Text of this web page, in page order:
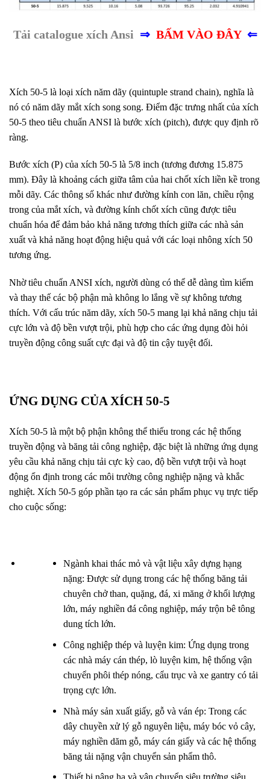
Tải catalogue xích Ansi ⇒ BẤM VÀO ĐÂY ⇐
Xích 50-5 là loại xích năm dãy (quintuple strand chain), nghĩa là
nó có năm dãy mắt xích song song. Điểm đặc trưng nhất của xích
50-5 theo tiêu chuẩn ANSI là bước xích (pitch), được quy định rõ
ràng.
Bước xích (P) của xích 50-5 là 5/8 inch (tương đương 15.875
mm). Đây là khoảng cách giữa tâm của hai chốt xích liền kề trong
mỗi dãy. Các thông số khác như đường kính con lăn, chiều rộng
trong của mắt xích, và đường kính chốt xích cũng được tiêu
chuẩn hóa để đảm bảo khả năng tương thích giữa các nhà sản
xuất và khả năng hoạt động hiệu quả với các loại nhông xích 50
tương ứng.
Nhờ tiêu chuẩn ANSI xích, người dùng có thể dễ dàng tìm kiếm
và thay thế các bộ phận mà không lo lắng về sự không tương
thích. Với cấu trúc năm dãy, xích 50-5 mang lại khả năng chịu tải
cực lớn và độ bền vượt trội, phù hợp cho các ứng dụng đòi hỏi
truyền động công suất cực đại và độ tin cậy tuyệt đối.
ỨNG DỤNG CỦA XÍCH 50-5
Xích 50-5 là một bộ phận không thể thiếu trong các hệ thống
truyền động và băng tải công nghiệp, đặc biệt là những ứng dụng
yêu cầu khả năng chịu tải cực kỳ cao, độ bền vượt trội và hoạt
động ổn định trong các môi trường công nghiệp nặng và khắc
nghiệt. Xích 50-5 góp phần tạo ra các sản phẩm phục vụ trực tiếp
cho cuộc sống:
Ngành khai thác mỏ và vật liệu xây dựng hạng
nặng: Được sử dụng trong các hệ thống băng tải
chuyên chở than, quặng, đá, xi măng ở khối lượng
lớn, máy nghiền đá công nghiệp, máy trộn bê tông
dung tích lớn.
Công nghiệp thép và luyện kim: Ứng dụng trong
các nhà máy cán thép, lò luyện kim, hệ thống vận
chuyển phôi thép nóng, cẩu trục và xe gantry có tải
trọng cực lớn.
Nhà máy sản xuất giấy, gỗ và ván ép: Trong các
dây chuyền xử lý gỗ nguyên liệu, máy bóc vỏ cây,
máy nghiền dăm gỗ, máy cán giấy và các hệ thống
băng tải nặng vận chuyển sản phẩm thô.